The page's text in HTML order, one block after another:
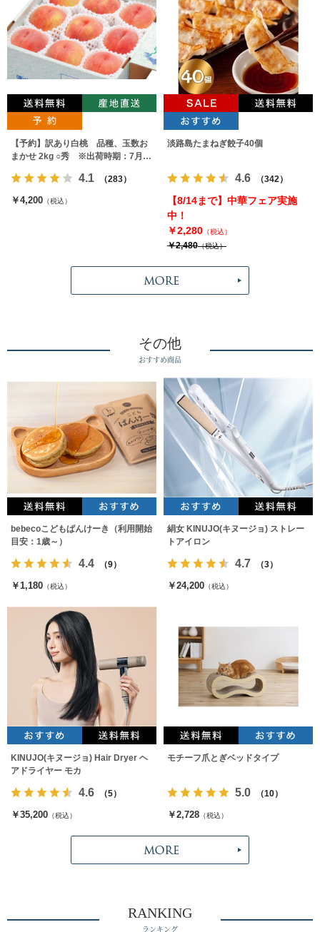
【予約】訳あり白桃 品種、玉数お
まかせ 2kg ○秀 ※出荷時期：7月下
4.1 （283）
￥4,200 （税込）
淡路島たまねぎ餃子40個
4.6 （342）
【8/14まで】中華フェア実施
中！
￥2,280 （税込）
￥2,480（税込）
その他
おすすめ商品
bebecoこどもぱんけーき（利用開始
目安：1歳～）
4.4 （9）
￥1,180 （税込）
絹女 KINUJO(キヌージョ) ストレー
トアイロン
4.7 （3）
￥24,200 （税込）
KINUJO(キヌージョ) Hair Dryer ヘ
アドライヤー モカ
4.6 （5）
￥35,200 （税込）
モチーフ爪とぎベッドタイプ
5.0 （10）
￥2,728 （税込）
RANKING
ランキング